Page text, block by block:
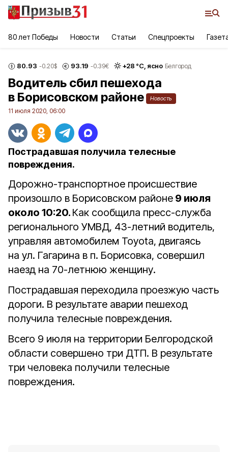
80 лет Победы Новости Статьи Спецпроекты
80.93 -0.20$ 93.19 -0.39€ +28 °С, ясно Белгород
Водитель сбил пешехода
в Борисовском районе
Новость
11 июля 2020, 06:00
Пострадавшая получила телесные
повреждения.
Дорожно-транспортное происшествие
произошло в Борисовском районе 9 июля
около 10:20. Как сообщила пресс-служба
регионального УМВД, 43-летний водитель,
управляя автомобилем Toyota, двигаясь
на ул. Гагарина в п. Борисовка, совершил
наезд на 70-летнюю женщину.
Пострадавшая переходила проезжую часть
дороги. В результате аварии пешеход
получила телесные повреждения.
Всего 9 июля на территории Белгородской
области совершено три ДТП. В результате
три человека получили телесные
повреждения.